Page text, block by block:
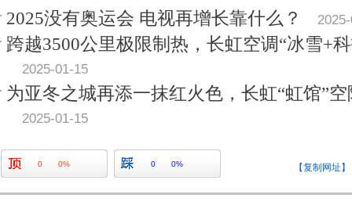
2025没有奥运会 电视再增长靠什么？
跨越3500公里极限制热，长虹空调“冰雪+
2025-01-15
为亚冬之城再添一抹红火色，长虹“虹馆”
2025-01-15
0 0% 0 0% 【复制网址】